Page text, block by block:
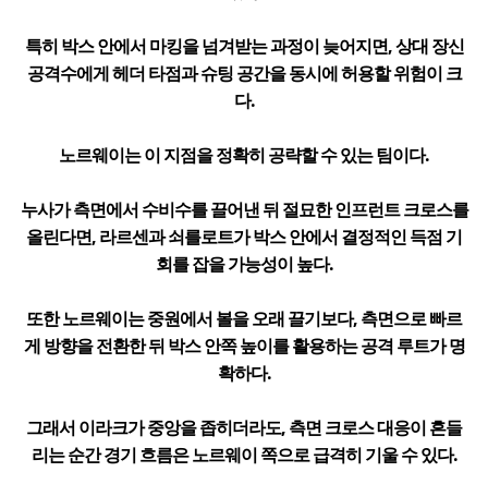
특히 박스 안에서 마킹을 넘겨받는 과정이 늦어지면, 상대 장신
공격수에게 헤더 타점과 슈팅 공간을 동시에 허용할 위험이 크
다.
노르웨이는 이 지점을 정확히 공략할 수 있는 팀이다.
누사가 측면에서 수비수를 끌어낸 뒤 절묘한 인프런트 크로스를
올린다면, 라르센과 쇠를로트가 박스 안에서 결정적인 득점 기
회를 잡을 가능성이 높다.
또한 노르웨이는 중원에서 볼을 오래 끌기보다, 측면으로 빠르
게 방향을 전환한 뒤 박스 안쪽 높이를 활용하는 공격 루트가 명
확하다.
그래서 이라크가 중앙을 좁히더라도, 측면 크로스 대응이 흔들
리는 순간 경기 흐름은 노르웨이 쪽으로 급격히 기울 수 있다.